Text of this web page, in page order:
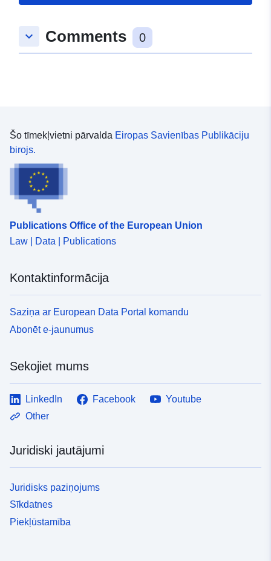
keyboard_arrow_down Comments 0
Šo tīmekļvietni pārvalda Eiropas Savienības Publikāciju
birojs.
Publications Office of the European Union
Law | Data | Publications
Kontaktinformācija
Saziņa ar European Data Portal komandu
Abonēt e-jaunumus
Sekojiet mums
LinkedIn Facebook
Youtube
Other
Juridiski jautājumi
Juridisks paziņojums
Sīkdatnes
Piekļūstamība